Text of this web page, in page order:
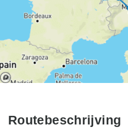
Routebeschrijving